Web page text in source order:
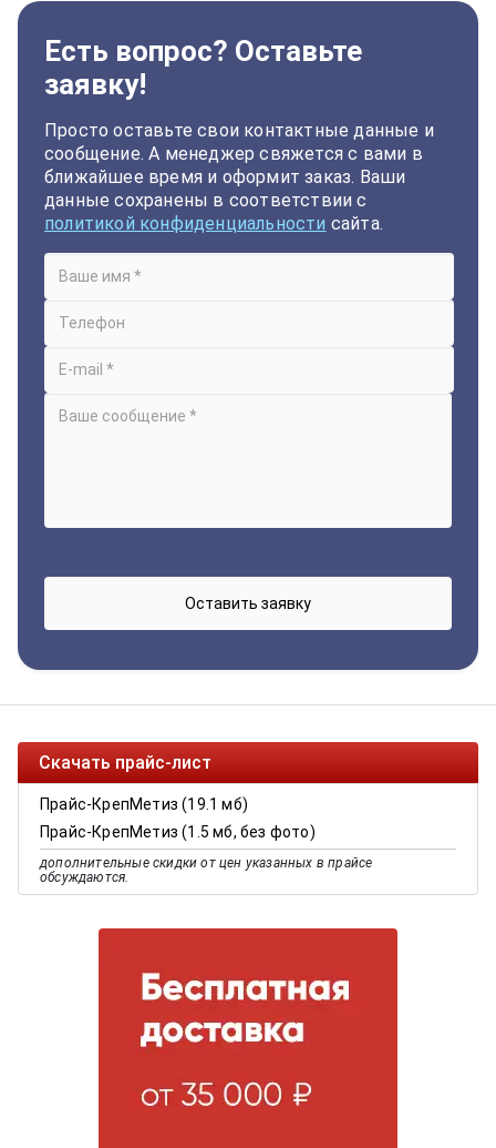
Есть вопрос? Оставьте
заявку!
Просто оставьте свои контактные данные и
сообщение. А менеджер свяжется с вами в
ближайшее время и оформит заказ. Ваши
данные сохранены в соответствии с
политикой конфиденциальности сайта.
Скачать прайс-лист
Прайс-КрепМетиз (19.1 мб)
Прайс-КрепМетиз (1.5 мб, без фото)
дополнительные скидки от цен указанных в прайсе
обсуждаются.